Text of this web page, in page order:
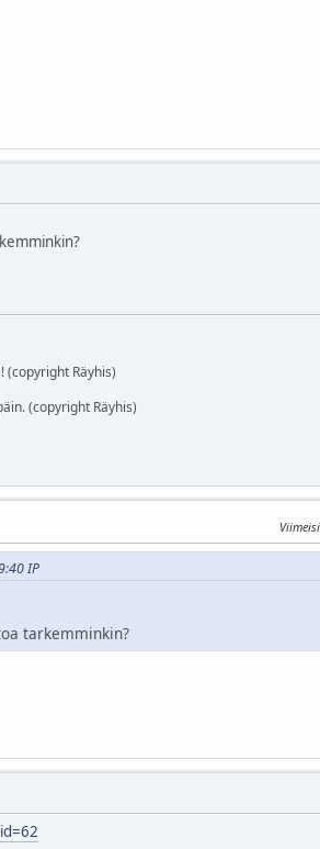
Räyhis)
(copyright Räyhis)
IP
tarkemminkin?